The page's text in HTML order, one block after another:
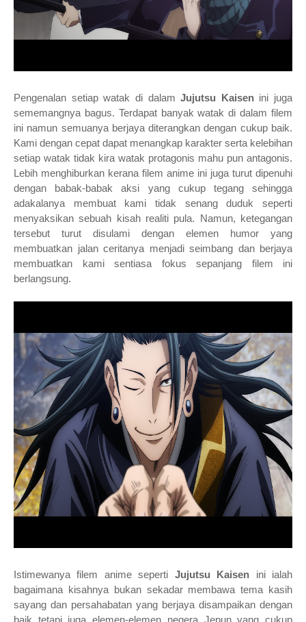
Pengenalan setiap watak di dalamJujutsu Kaisenini juga
sememangnya bagus. Terdapat banyak watak di dalam filem
ini namun semuanya berjaya diterangkan dengan cukup baik.
Kami dengan cepat dapat menangkap karakter serta kelebihan
setiap watak tidak kira watak protagonis mahu pun antagonis.
Lebih menghiburkan kerana filem anime ini juga turut dipenuhi
dengan babak-babak aksi yang cukup tegang sehingga
adakalanya membuat kami tidak senang duduk seperti
menyaksikan sebuah kisah realiti pula. Namun, ketegangan
tersebut turut disulami dengan elemen humor yang
membuatkan jalan ceritanya menjadi seimbang dan berjaya
membuatkan kami sentiasa fokus sepanjang filem ini
berlangsung.
Istimewanya filem anime seperti Jujutsu Kaisen ini ialah
bagaimana kisahnya bukan sekadar membawa tema kasih
sayang dan persahabatan yang berjaya disampaikan dengan
baik tetapi juga elemen-elemen negera Jepun yang cukup